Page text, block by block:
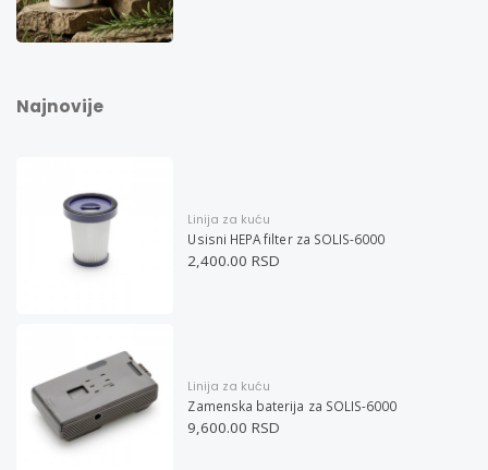
Najnovije
Linija za kuću
Usisni HEPA filter za SOLIS-6000
2,400.00 RSD
Linija za kuću
Zamenska baterija za SOLIS-6000
9,600.00 RSD